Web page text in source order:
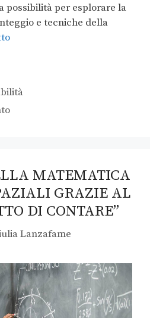
possibilità per esplorare la
e tecniche della
MATEMATICA
GRAZIE AL
DI CONTARE”
Lanzafame